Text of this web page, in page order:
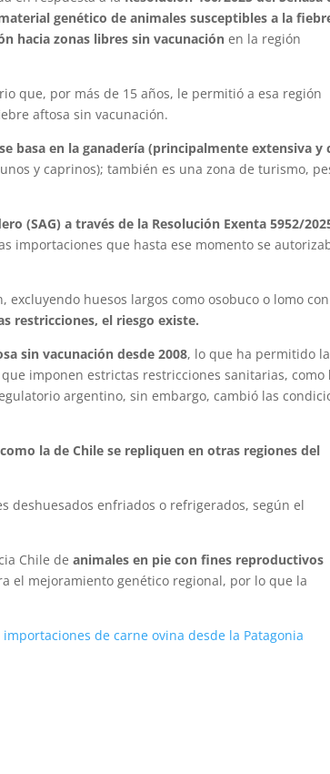
genético de animales susceptibles a la
hacia zonas libres sin vacunación en la región
que, por más de 15 años, le permitió a esa región
aftosa sin vacunación.
basa en la ganadería (principalmente extensiva y
y caprinos); también es una zona de turismo,
(SAG) a través de la Resolución Exenta 5952/
importaciones que hasta ese momento se
huesos largos como osobuco o lomo con
restricciones, el riesgo existe.
sin vacunación desde 2008, lo que ha permitido la
imponen estrictas restricciones sanitarias, como
argentino, sin embargo, cambió las
la de Chile se repliquen en otras regiones del
deshuesados enfriados o refrigerados, según el
Chile deanimales en pie con fines reproductivos
el mejoramiento genético regional, por lo que la
de carne ovina desde la Patagonia